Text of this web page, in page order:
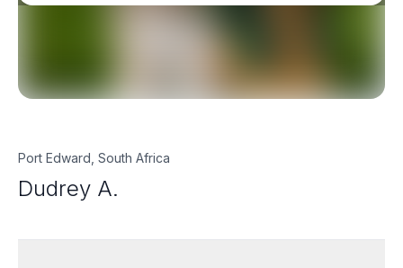
Port Edward, South Africa
Dudrey A.